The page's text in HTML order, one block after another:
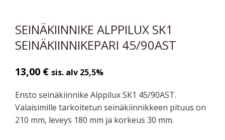
SEINÄKIINNIKE ALPPILUX SK1
SEINÄKIINNIKEPARI 45/90AST
13,00 € sis. alv 25,5%
Ensto seinäkiinnike Alppilux SK1 45/90AST.
Valaisimille tarkoitetun seinäkiinnikkeen pituus on
210 mm, leveys 180 mm ja korkeus 30 mm.